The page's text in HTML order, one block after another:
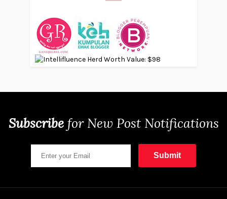
Subscribe forNew Post Notifications